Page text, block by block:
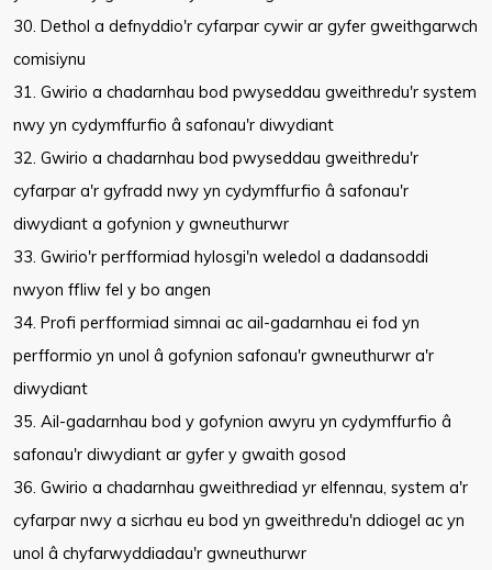
30. Dethol a defnyddio'r cyfarpar cywir ar gyfer gweithgarwch
comisiynu
31. Gwirio a chadarnhau bod pwyseddau gweithredu'r system
nwy yn cydymffurfio â safonau'r diwydiant
32. Gwirio a chadarnhau bod pwyseddau gweithredu'r
cyfarpar a'r gyfradd nwy yn cydymffurfio â safonau'r
diwydiant a gofynion y gwneuthurwr
33. Gwirio'r perfformiad hylosgi'n weledol a dadansoddi
nwyon ffliw fel y bo angen
34. Profi perfformiad simnai ac ail-gadarnhau ei fod yn
perfformio yn unol â gofynion safonau'r gwneuthurwr a'r
diwydiant
35. Ail-gadarnhau bod y gofynion awyru yn cydymffurfio â
safonau'r diwydiant ar gyfer y gwaith gosod
36. Gwirio a chadarnhau gweithrediad yr elfennau, system a'r
cyfarpar nwy a sicrhau eu bod yn gweithredu'n ddiogel ac yn
unol â chyfarwyddiadau'r gwneuthurwr